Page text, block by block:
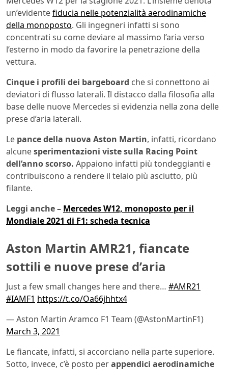
un’evidentefiducia nelle potenzialità aerodinamiche
della monoposto. Gli ingegneri infatti si sono
concentrati su come deviare al massimo l’aria verso
l’esterno in modo da favorire la penetrazione della
vettura.
Cinque i profili dei bargeboard che si connettono ai
deviatori di flusso laterali. Il distacco dalla filosofia alla
base delle nuove Mercedes si evidenzia nella zona delle
prese d’aria laterali.
Le pance della nuova Aston Martin, infatti, ricordano
alcunesperimentazioni viste sulla Racing Point
dell’anno scorso. Appaiono infatti più tondeggianti e
contribuiscono a rendere il telaio più asciutto, più
filante.
Leggi anche – Mercedes W12, monoposto per il
Mondiale 2021 di F1: scheda tecnica
Aston Martin AMR21, fiancate
sottili e nuove prese d’aria
Just a few small changes here and there… #AMR21
#IAMF1 https://t.co/Oa66jhhtx4
— Aston Martin Aramco F1 Team (@AstonMartinF1)
March 3, 2021
Le fiancate, infatti, si accorciano nella parte superiore.
Sotto, invece, c’è posto perappendici aerodinamiche